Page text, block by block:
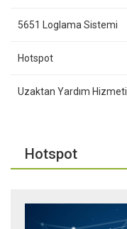
5651 Loglama Sistemi
Hotspot
Uzaktan Yardım Hizmeti
Hotspot